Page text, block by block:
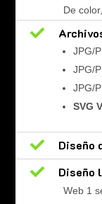
De

JPG/
JPG/
JPG/
SVG

Diseño

Diseño
Web 1